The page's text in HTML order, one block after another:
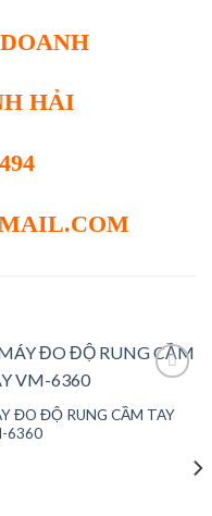
HẢI
ĐO ĐỘ RUNG CẦM TAY
6360